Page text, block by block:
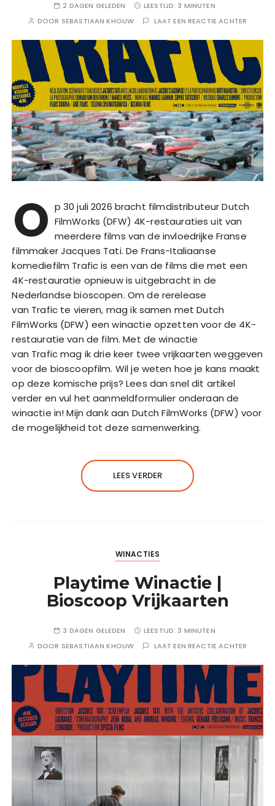
2 DAGEN GELEDEN LEESTIJD: 3 MINUTEN
DOOR SEBASTIAAN KHOUW LAAT EEN REACTIE ACHTER
O p 30 juli 2026 bracht filmdistributeur Dutch
FilmWorks (DFW) 4K-restauraties uit van
meerdere films van de invloedrijke Franse
filmmaker Jacques Tati. De Frans-Italiaanse
komediefilm Trafic is een van de films die met een
4K-restauratie opnieuw is uitgebracht in de
Nederlandse bioscopen. Om de rerelease
van Trafic te vieren, mag ik samen met Dutch
FilmWorks (DFW) een winactie opzetten voor de 4K-
restauratie van de film. Met de winactie
van Trafic mag ik drie keer twee vrijkaarten weggeven
voor de bioscoopfilm. Wil je weten hoe je kans maakt
op deze komische prijs? Lees dan snel dit artikel
verder en vul het aanmeldformulier onderaan de
winactie in! Mijn dank aan Dutch FilmWorks (DFW) voor
de mogelijkheid tot deze samenwerking.
LEES VERDER
WINACTIES
Playtime Winactie |
Bioscoop Vrijkaarten
3 DAGEN GELEDEN LEESTIJD: 3 MINUTEN
DOOR SEBASTIAAN KHOUW LAAT EEN REACTIE ACHTER